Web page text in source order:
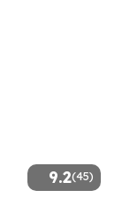
9.2(45)